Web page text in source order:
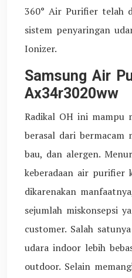
360° Air Purifier telah
sistem penyaringan
Ionizer.
Samsung Air
Ax34r3020ww
Radikal OH ini mampu
berasal dari bermacam
bau, dan alergen.
keberadaan air purifier
dikarenakan
sejumlah miskonsepsi
customer. Salah
udara indoor lebih
outdoor. Selain